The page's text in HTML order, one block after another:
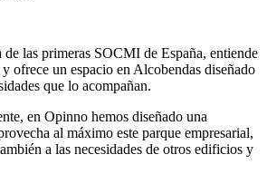
las primeras SOCMI de España, entiende
ofrece un espacio en Alcobendas diseñado
que lo acompañan.
en Opinno hemos diseñado una
al máximo este parque empresarial,
a las necesidades de otros edificios y